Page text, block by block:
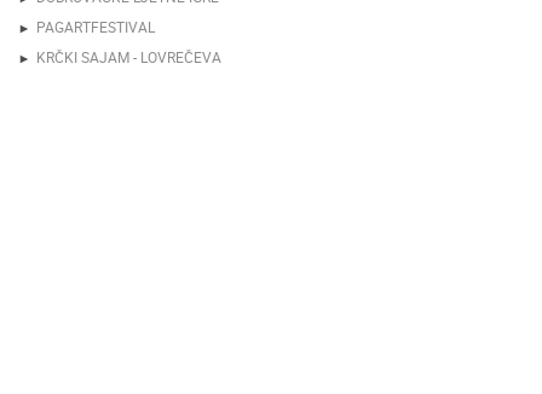
PAGARTFESTIVAL
KRČKI SAJAM - LOVREČEVA